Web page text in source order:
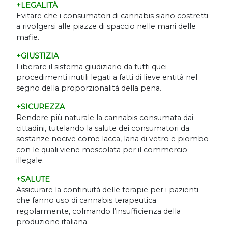
+LEGALITÀ
Evitare che i consumatori di cannabis siano costretti
a rivolgersi alle piazze di spaccio nelle mani delle
mafie.
+GIUSTIZIA
Liberare il sistema giudiziario da tutti quei
procedimenti inutili legati a fatti di lieve entità nel
segno della proporzionalità della pena.
+SICUREZZA
Rendere più naturale la cannabis consumata dai
cittadini, tutelando la salute dei consumatori da
sostanze nocive come lacca, lana di vetro e piombo
con le quali viene mescolata per il commercio
illegale.
+SALUTE
Assicurare la continuità delle terapie per i pazienti
che fanno uso di cannabis terapeutica
regolarmente, colmando l’insufficienza della
produzione italiana.